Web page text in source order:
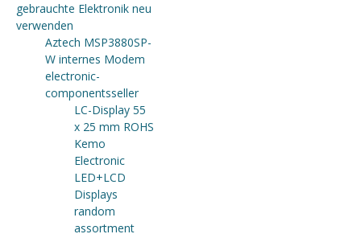
gebrauchte Elektronik neu
verwenden
Aztech MSP3880SP-
W internes Modem
electronic-
componentsseller
LC-Display 55
x 25 mm ROHS
Kemo
Electronic
LED+LCD
Displays
random
assortment